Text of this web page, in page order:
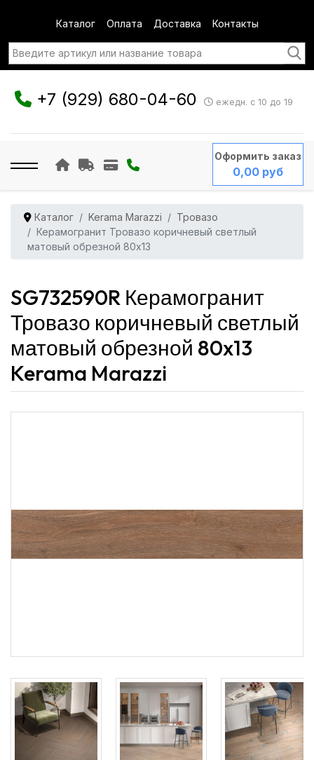
Каталог Оплата Доставка Контакты
+7 (929) 680-04-60 ежедн. с 10 до 19
Оформить заказ
0,00 руб
Каталог Kerama Marazzi
Тровазо
Керамогранит Тровазо коричневый светлый
матовый обрезной 80x13
SG732590R Керамогранит
Тровазо коричневый светлый
матовый обрезной 80x13
Kerama Marazzi